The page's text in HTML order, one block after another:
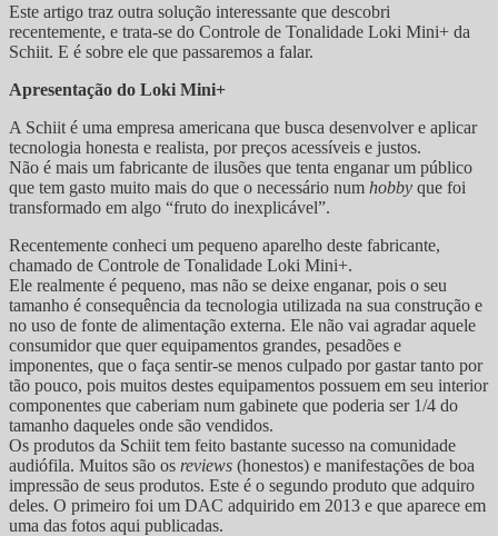
Este artigo traz outra solução interessante que descobri
recentemente, e trata-se do Controle de Tonalidade Loki Mini+ da
Schiit. E é sobre ele que passaremos a falar.
Apresentação do Loki Mini+
A Schiit é uma empresa americana que busca desenvolver e aplicar
tecnologia honesta e realista, por preços acessíveis e justos.
Não é mais um fabricante de ilusões que tenta enganar um público
que tem gasto muito mais do que o necessário num hobby que foi
transformado em algo “fruto do inexplicável”.
Recentemente conheci um pequeno aparelho deste fabricante,
chamado de Controle de Tonalidade Loki Mini+.
Ele realmente é pequeno, mas não se deixe enganar, pois o seu
tamanho é consequência da tecnologia utilizada na sua construção e
no uso de fonte de alimentação externa. Ele não vai agradar aquele
consumidor que quer equipamentos grandes, pesadões e
imponentes, que o faça sentir-se menos culpado por gastar tanto por
tão pouco, pois muitos destes equipamentos possuem em seu interior
componentes que caberiam num gabinete que poderia ser 1/4 do
tamanho daqueles onde são vendidos.
Os produtos da Schiit tem feito bastante sucesso na comunidade
audiófila. Muitos são os reviews (honestos) e manifestações de boa
impressão de seus produtos. Este é o segundo produto que adquiro
deles. O primeiro foi um DAC adquirido em 2013 e que aparece em
uma das fotos aqui publicadas.